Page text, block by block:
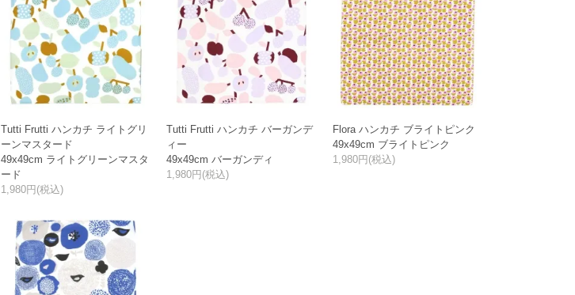
Tutti Frutti ハンカチ ライトグリ
ーンマスタード
49x49cm ライトグリーンマスタ
ード
1,980円(税込)
Tutti Frutti ハンカチ バーガンデ
ィー
49x49cm バーガンディ
1,980円(税込)
Flora ハンカチ ブライトピンク
49x49cm ブライトピンク
1,980円(税込)